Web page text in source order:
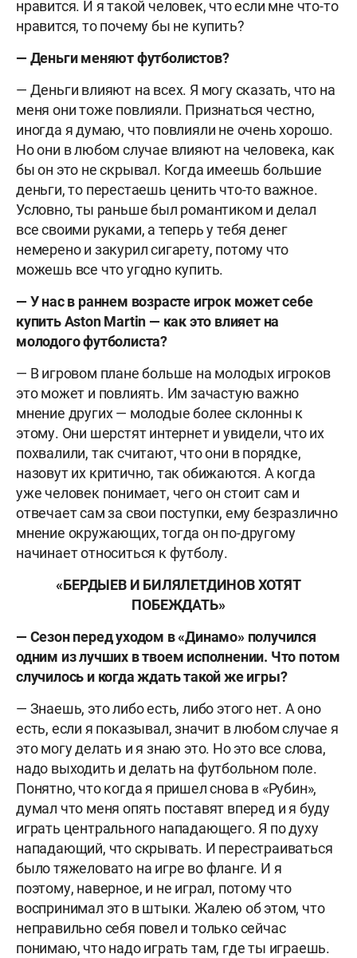
нравится. И я такой человек, что если мне что-то
нравится, то почему бы не купить?
— Деньги меняют футболистов?
— Деньги влияют на всех. Я могу сказать, что на
меня они тоже повлияли. Признаться честно,
иногда я думаю, что повлияли не очень хорошо.
Но они в любом случае влияют на человека, как
бы он это не скрывал. Когда имеешь большие
деньги, то перестаешь ценить что-то важное.
Условно, ты раньше был романтиком и делал
все своими руками, а теперь у тебя денег
немерено и закурил сигарету, потому что
можешь все что угодно купить.
— У нас в раннем возрасте игрок может себе
купитьAston Martin — как это влияет на
молодого футболиста?
— В игровом плане больше на молодых игроков
это может и повлиять. Им зачастую важно
мнение других — молодые более склонны к
этому. Они шерстят интернет и увидели, что их
похвалили, так считают, что они в порядке,
назовут их критично, так обижаются. А когда
уже человек понимает, чего он стоит сам и
отвечает сам за свои поступки, ему безразлично
мнение окружающих, тогда он по-другому
начинает относиться к футболу.
«БЕРДЫЕВ И БИЛЯЛЕТДИНОВ ХОТЯТ
ПОБЕЖДАТЬ»
— Сезон перед уходом в «Динамо» получился
одним из лучших в твоем исполнении. Что потом
случилось и когда ждать такой же игры?
— Знаешь, это либо есть, либо этого нет. А оно
есть, если я показывал, значит в любом случае я
это могу делать и я знаю это. Но это все слова,
надо выходить и делать на футбольном поле.
Понятно, что когда я пришел снова в «Рубин»,
думал что меня опять поставят вперед и я буду
играть центрального нападающего. Я по духу
нападающий, что скрывать. И перестраиваться
было тяжеловато на игре во фланге. И я
поэтому, наверное, и не играл, потому что
воспринимал это в штыки. Жалею об этом, что
неправильно себя повел и только сейчас
понимаю, что надо играть там, где ты играешь.